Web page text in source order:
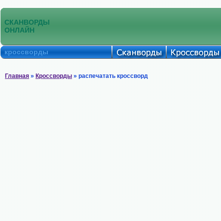
СКАНВОРДЫ
ОНЛАЙН
кроссворды
Главная » Кроссворды » распечатать кроссворд